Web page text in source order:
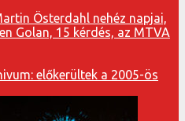
Österdahl nehéz napjai,
Golan, 15 kérdés, az MTVA
előkerültek a 2005-ös